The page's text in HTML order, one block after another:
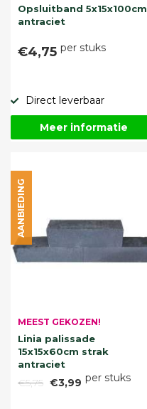
Opsluitband 5x15x100cm
antraciet
€4,75 per stuks
Direct leverbaar
Meer informatie
MEEST GEKOZEN!
Linia palissade
15x15x60cm strak
antraciet
€5,75 €3,99 per stuks
AANBIEDING